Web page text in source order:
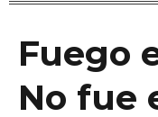
Fuego
No fue